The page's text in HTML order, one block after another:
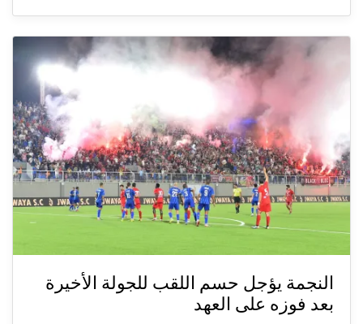
النجمة يؤجل حسم اللقب للجولة الأخيرة
بعد فوزه على العهد